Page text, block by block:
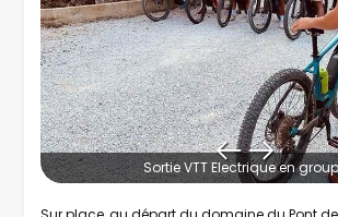
Sortie VTT Electrique en